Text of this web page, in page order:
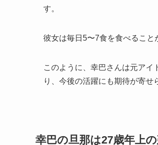
す。
彼女は毎日5〜7食を食べること
このように、幸巴さんは元ア
り、今後の活躍にも期待が寄せ
幸巴の旦那は27歳年上